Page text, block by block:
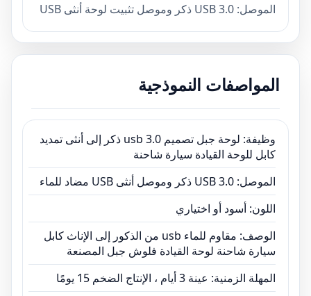
الموصل: USB 3.0 ذكر وموصل تثبيت لوحة أنثى USB
مضاد للماء
اللون: أسود أو اختياري
سيارة شاحنة لوحة القيادة فلوش جبل المصنعة
مصطلح الدفع: TT ، PayPal ، بطاقة الائتمان
الشهادات: ISO13485، CE، ROHS، FCC
المواصفات النموذجية
وظيفة: لوحة جبل تصميم usb 3.0 ذكر إلى أنثى تمديد
كابل للوحة القيادة سيارة شاحنة
الموصل: USB 3.0 ذكر وموصل أنثى USB مضاد للماء
اللون: أسود أو اختياري
الوصف: مقاوم للماء usb من الذكور إلى الإناث كابل
سيارة شاحنة لوحة القيادة فلوش جبل المصنعة
المهلة الزمنية: عينة 3 أيام ، الإنتاج الضخم 15 يومًا